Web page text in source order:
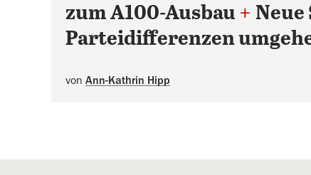
zum A100-Ausbau +
Parteidifferenzen
von Ann-Kathrin Hipp